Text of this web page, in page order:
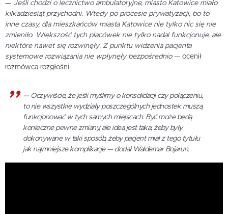
— Jeśli chodzi o lecznictwo ambulatoryjne, miasto Katowice miało
kilkadziesiąt przychodni. Wtedy po procesie prywatyzacji, bo to
inne czasy, dla mieszkańców miasta Katowice nie tylko nic się nie
zmieniło. Większość tych placówek nie tylko nadal funkcjonuje, ale
niektóre nawet się rozwinęły. Z punktu widzenia pacjenta
systemowe rozwiązania nie wpłynęły bezpośrednio— ocenił
rozmówca rozgłośni.
—Oczywiście, że jeśli myślimy o konsolidacji czy połączeniu,
to nie wszystkie wydziały poszczególnych jednostek muszą
funkcjonować w tych samych miejscach. Być może będą
konieczne pewne zmiany, ale idea jest taka, żeby były
dokonywane w taki sposób, żeby pacjent miał z tego tytułu
jak najmniejsze komplikacje — dodał Waldemar Bojarun.